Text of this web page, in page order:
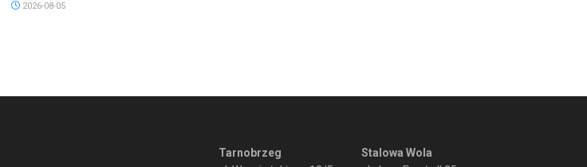
2026-08-05
Tarnobrzeg
Stalowa Wola